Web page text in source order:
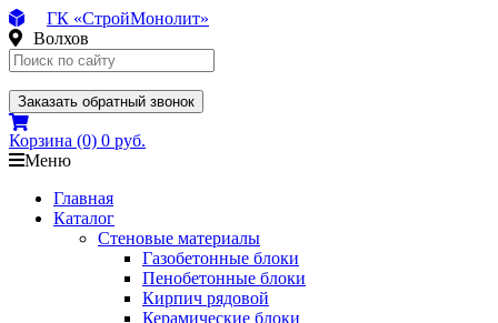
ГК «СтройМонолит»
Волхов
Заказать обратный звонок
Корзина (0) 0 руб.
Меню
Главная
Каталог
Стеновые материалы
Газобетонные блоки
Пенобетонные блоки
Кирпич рядовой
Керамические блоки